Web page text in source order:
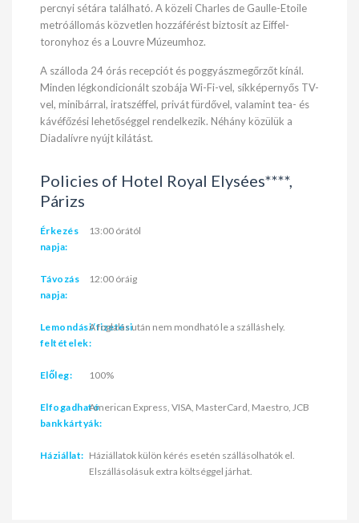
percnyi sétára található. A közeli Charles de Gaulle-Etoile
metróállomás közvetlen hozzáférést biztosít az Eiffel-
toronyhoz és a Louvre Múzeumhoz.
A szálloda 24 órás recepciót és poggyászmegőrzőt kínál.
Minden légkondicionált szobája Wi-Fi-vel, síkképernyős TV-
vel, minibárral, iratszéffel, privát fürdővel, valamint tea- és
kávéfőzési lehetőséggel rendelkezik. Néhány közülük a
Diadalívre nyújt kilátást.
Policies of Hotel Royal Elysées****,
Párizs
Érkezés
napja:
13:00 órától
Távozás
napja:
12:00 óráig
Lemondási/fizetési
feltételek:
A foglalás után nem mondható le a szálláshely.
Előleg: 100%
Elfogadható
bankkártyák:
American Express, VISA, MasterCard, Maestro, JCB
Háziállat: Háziállatok külön kérés esetén szállásolhatók el.
Elszállásolásuk extra költséggel járhat.